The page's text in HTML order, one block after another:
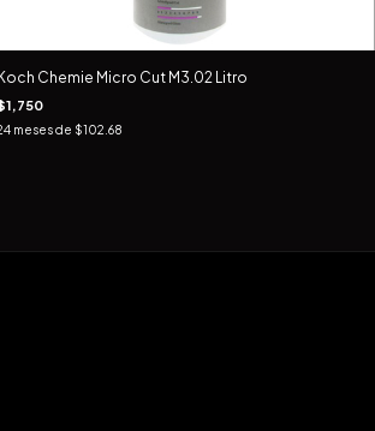
Chemie Micro Cut M3.02 Litro
meses de $102.68